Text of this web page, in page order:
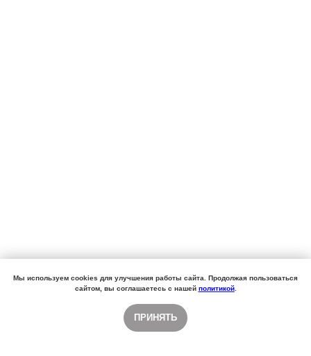
Мы используем cookies для улучшения работы сайта. Продолжая пользоваться
сайтом, вы соглашаетесь с нашей политикой.
ПРИНЯТЬ